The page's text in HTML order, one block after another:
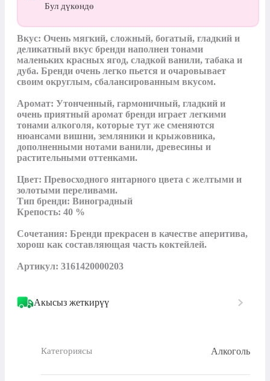
Бул дүкөндө
Вкус: Очень мягкий, сложный, богатый, гладкий и
деликатный вкус бренди наполнен тонами
маленьких красных ягод, сладкой ванили, табака и
дуба. Бренди очень легко пьется и очаровывает
своим округлым, сбалансированным вкусом.
Аромат: Утонченный, гармоничный, гладкий и
очень приятный аромат бренди играет легкими
тонами алкоголя, которые тут же сменяются
нюансами вишни, земляники и крыжовника,
дополненными нотами ванили, древесины и
растительными оттенками.
Цвет: Превосходного янтарного цвета с желтыми и
золотыми переливами.
Тип бренди: Виноградный
Крепость: 40 %
Сочетания: Бренди прекрасен в качестве аперитива,
хорош как составляющая часть коктейлей.
Артикул: 3161420000203
Акысыз жеткирүү
Категориясы Алкоголь